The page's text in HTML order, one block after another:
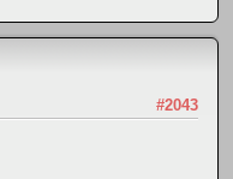
#2043